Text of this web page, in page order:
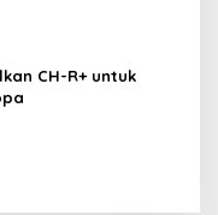
CH-R+ untuk